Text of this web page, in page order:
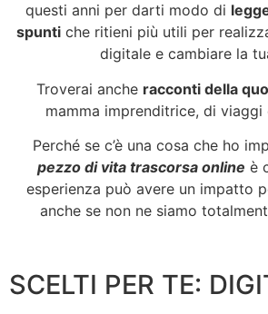
questi anni per darti modo di
spunti che ritieni più utili per
digitale e cambiare la
Troverai anche racconti della
mamma imprenditrice, di
Perché se c’è una cosa che ho
pezzo di vita trascorsa online è
esperienza può avere un impatto
anche se non ne siamo
SCELTI PER TE: